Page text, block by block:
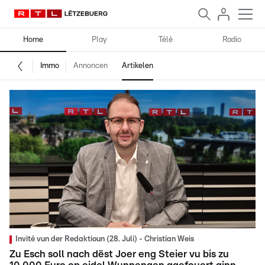
Home Play Télé Radio
Immo Annoncen Artikelen
Invité vun der Redaktioun (28. Juli) - Christian Weis
Zu Esch soll nach dëst Joer eng Steier vu bis zu